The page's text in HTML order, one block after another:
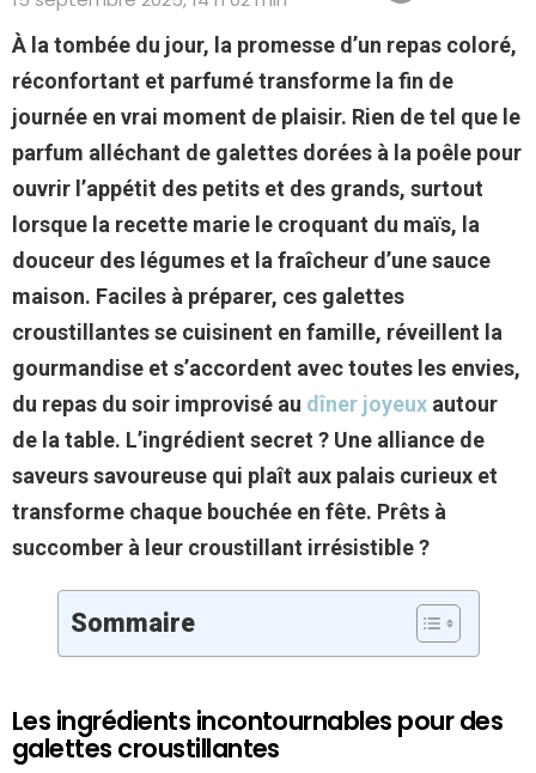
À la tombée du jour, la promesse d’un repas coloré,
réconfortant et parfumé transforme la fin de
journée en vrai moment de plaisir. Rien de tel que le
parfum alléchant de galettes dorées à la poêle pour
ouvrir l’appétit des petits et des grands, surtout
lorsque la recette marie le croquant du maïs, la
douceur des légumes et la fraîcheur d’une sauce
maison. Faciles à préparer, ces galettes
croustillantes se cuisinent en famille, réveillent la
gourmandise et s’accordent avec toutes les envies,
du repas du soir improvisé au dîner joyeux autour
de la table. L’ingrédient secret ? Une alliance de
saveurs savoureuse qui plaît aux palais curieux et
transforme chaque bouchée en fête. Prêts à
succomber à leur croustillant irrésistible ?
Sommaire
Les ingrédients incontournables pour des
galettes croustillantes